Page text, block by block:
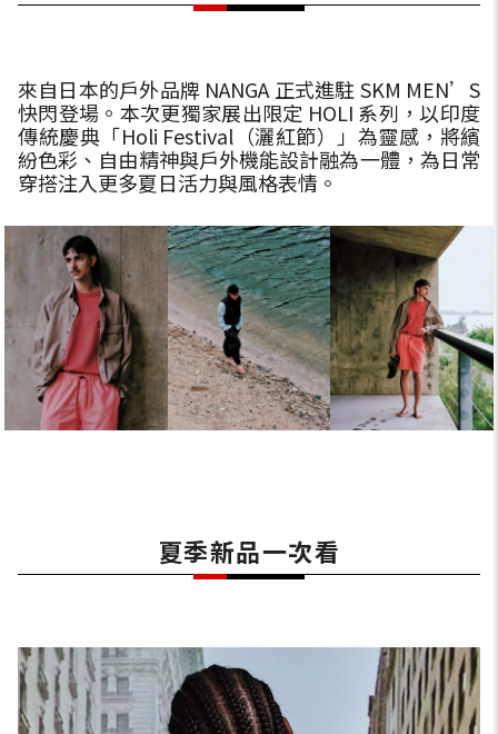
來自日本的戶外品牌 NANGA 正式進駐 SKM MEN’S
快閃登場。本次更獨家展出限定 HOLI 系列，以印度
傳統慶典「Holi Festival（灑紅節）」為靈感，將繽
紛色彩、自由精神與戶外機能設計融為一體，為日常
穿搭注入更多夏日活力與風格表情。
夏季新品一次看